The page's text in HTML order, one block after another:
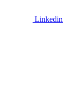
Linkedin